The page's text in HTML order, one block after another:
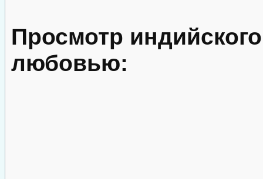
Просмотр
любовью: